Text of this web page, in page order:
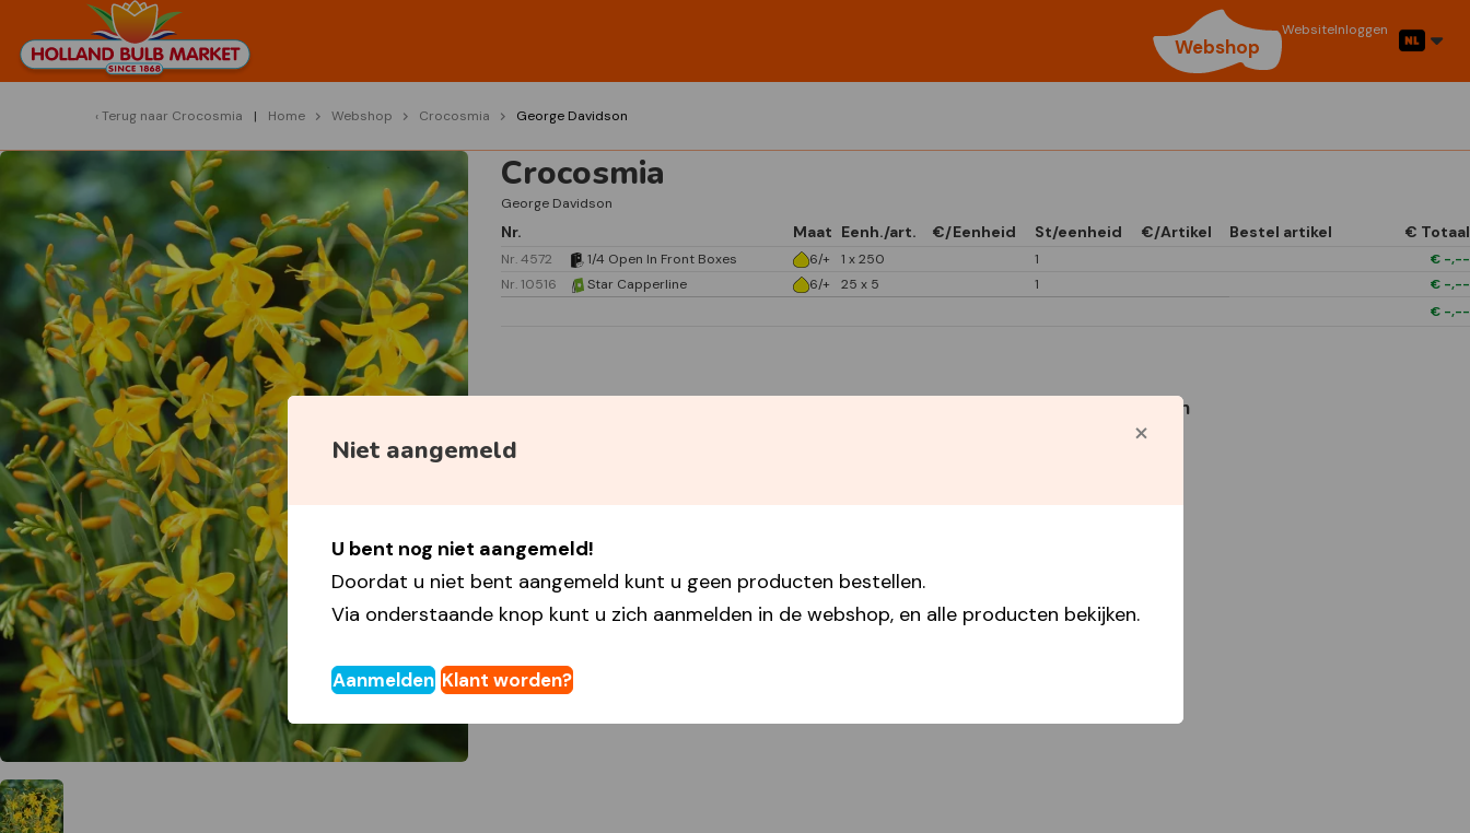
Webshop
WebsiteInloggen
Niet aangemeld
U bent nog niet aangemeld!
Doordat u niet bent aangemeld kunt u geen producten bestellen.
Via onderstaande knop kunt u zich aanmelden in de webshop, en alle producten bekijken.
Aanmelden Klant worden?
Terug naar Crocosmia Home Webshop Crocosmia George Davidson
Crocosmia
George Davidson
Nr. Maat Eenh./art. €/Eenheid St/eenheid €/Artikel Bestel artikel € Totaal
Nr. 4572 1/4 Open In Front Boxes 6/+ 1 x 250 1 € -,--
Nr. 10516
Star Capperline 6/+ 25 x 5 1 € -,--
€ -,--
Gebruikte symbolen